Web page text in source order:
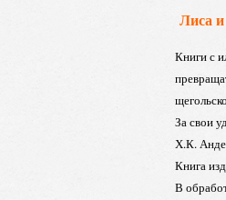
Лиса
Книги с
За свои
Х.К.
Книга
В